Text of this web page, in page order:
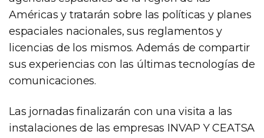
Américas y tratarán sobre las políticas y planes
espaciales nacionales, sus reglamentos y
licencias de los mismos. Además de compartir
sus experiencias con las últimas tecnologías de
comunicaciones.
Las jornadas finalizarán con una visita a las
instalaciones de las empresas INVAP Y CEATSA